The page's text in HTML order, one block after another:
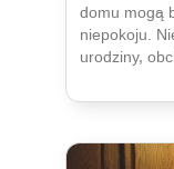
domu mogą
niepokoju.
urodziny,